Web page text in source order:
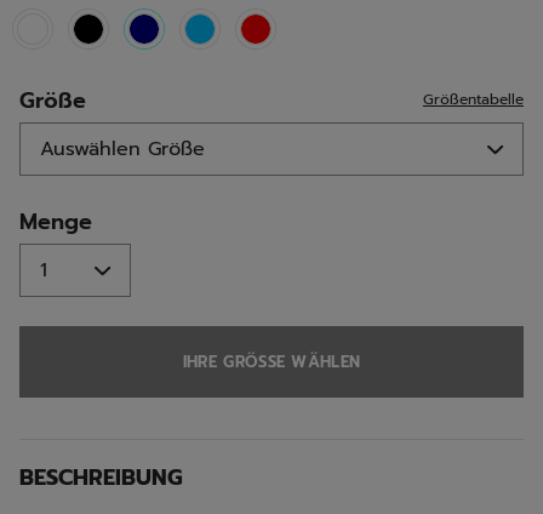
selected
Größe Größentabelle
Menge
IHRE GRÖSSE WÄHLEN
BESCHREIBUNG